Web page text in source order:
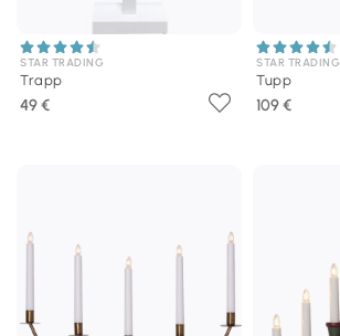
STAR TRADING
Trapp
49 €
STAR TRADING
Tupp
109 €